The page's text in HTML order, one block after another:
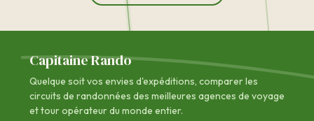
Capitaine Rando
Quelque soit vos envies d'expéditions, comparer les
circuits de randonnées des meilleures agences de voyage
et tour opérateur du monde entier.